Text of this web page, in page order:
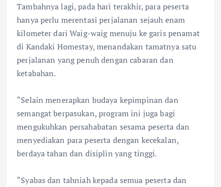
Tambahnya lagi, pada hari terakhir, para peserta
hanya perlu merentasi perjalanan sejauh enam
kilometer dari Waig-waig menuju ke garis penamat
di Kandaki Homestay, menandakan tamatnya satu
perjalanan yang penuh dengan cabaran dan
ketabahan.
“Selain menerapkan budaya kepimpinan dan
semangat berpasukan, program ini juga bagi
mengukuhkan persahabatan sesama peserta dan
menyediakan para peserta dengan kecekalan,
berdaya tahan dan disiplin yang tinggi.
“Syabas dan tahniah kepada semua peserta dan